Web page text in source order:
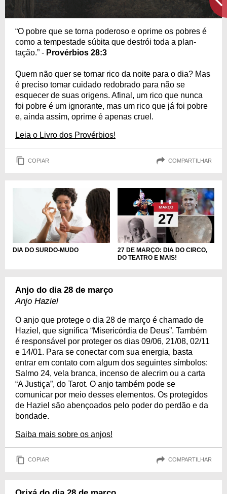
“O pobre que se torna poderoso e oprime os pobres é
como a tempestade súbita que destrói toda a plan­
tação.” - Provérbios 28:3
Quem não quer se tornar rico da noite para o dia? Mas
é preciso tomar cuidado redobrado para não se
esquecer de suas origens. Afinal, um rico que nunca
foi pobre é um ignorante, mas um rico que já foi pobre
e, ainda assim, oprime é apenas cruel.
Leia o Livro dos Provérbios!
COPIAR COMPARTILHAR
DIA DO SURDO-MUDO
27 DE MARÇO: DIA DO CIRCO,
DO TEATRO E MAIS!
Anjo do dia 28 de março
Anjo Haziel
O anjo que protege o dia 28 de março é chamado de
Haziel, que significa “Misericórdia de Deus”. Também
é responsável por proteger os dias 09/06, 21/08, 02/11
e 14/01. Para se conectar com sua energia, basta
entrar em contato com algum dos seguintes símbolos:
Salmo 24, vela branca, incenso de alecrim ou a carta
“A Justiça”, do Tarot. O anjo também pode se
comunicar por meio desses elementos. Os protegidos
de Haziel são abençoados pelo poder do perdão e da
bondade.
Saiba mais sobre os anjos!
COPIAR COMPARTILHAR